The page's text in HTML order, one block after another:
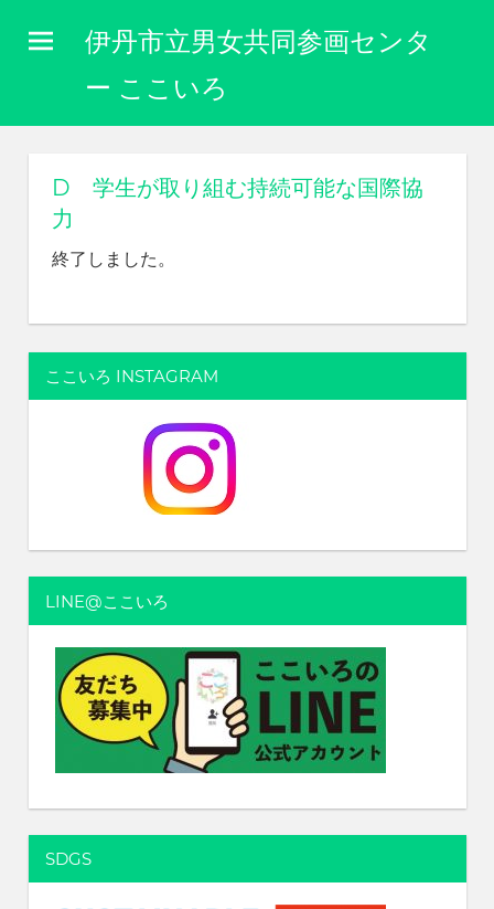
伊丹市立男女共同参画センタ
ー ここいろ
関
な
し
社
会
を、
次
世
代
に
引
継
か
D 学生が取り組む持続可能な国際協
力
終了しました。
ここいろ INSTAGRAM
LINE@ここいろ
SDGS